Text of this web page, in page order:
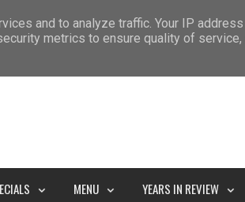
MENU YEARS IN REVIEW
and to analyze traffic. Your IP
metrics to ensure quality of service,